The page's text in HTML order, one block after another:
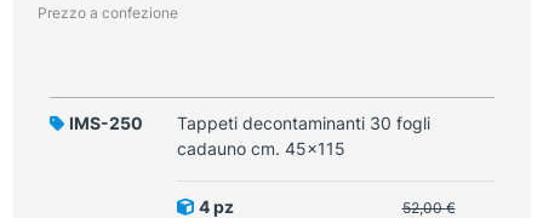
Prezzo a confezione
IMS-250
Tappeti decontaminanti 30 fogli
cadauno cm. 45x115
4 pz 52,00€Il